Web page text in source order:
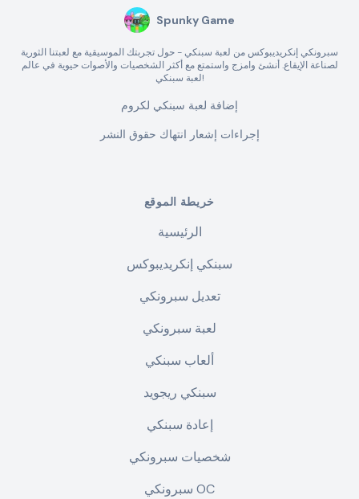
Spunky Game
سبرونكي إنكريديبوكس من لعبة سبنكي - حول تجربتك الموسيقية مع لعبتنا الثورية
لصناعة الإيقاع. أنشئ وامزج واستمتع مع أكثر الشخصيات والأصوات حيوية في عالم
لعبة سبنكي!
إضافة لعبة سبنكي لكروم
إجراءات إشعار انتهاك حقوق النشر
خريطة الموقع
الرئيسية
سبنكي إنكريديبوكس
تعديل سبرونكي
لعبة سبرونكي
ألعاب سبنكي
سبنكي ريجويد
إعادة سبنكي
شخصيات سبرونكي
سبرونكي OC